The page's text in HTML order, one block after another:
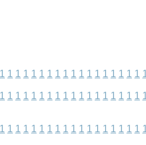
1 1 1 1 1 1 1 1 1 1 1 1 1 1 1 1 1 1
1 1 1 1 1 1 1 1 1 1 1 1 1 1 1 1 1 1
1 1 1 1 1 1 1 1 1 1 1 1 1 1 1 1 1 1